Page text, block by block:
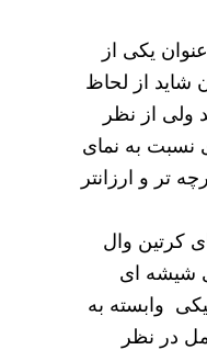
یکی از
شاید از لحاظ
ولی از نظر
نسبت به نمای
تر و ارزانتر
کرتین وال
شیشه ای
وابسته به
در نظر